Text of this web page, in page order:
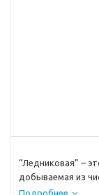
“Ледниковая” –
добываемая из
Кавказского
Подробнее